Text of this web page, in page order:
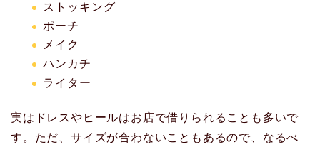
ストッキング
ポーチ
メイク
ハンカチ
ライター
実はドレスやヒールはお店で借りられることも多いで
す。ただ、サイズが合わないこともあるので、なるべ